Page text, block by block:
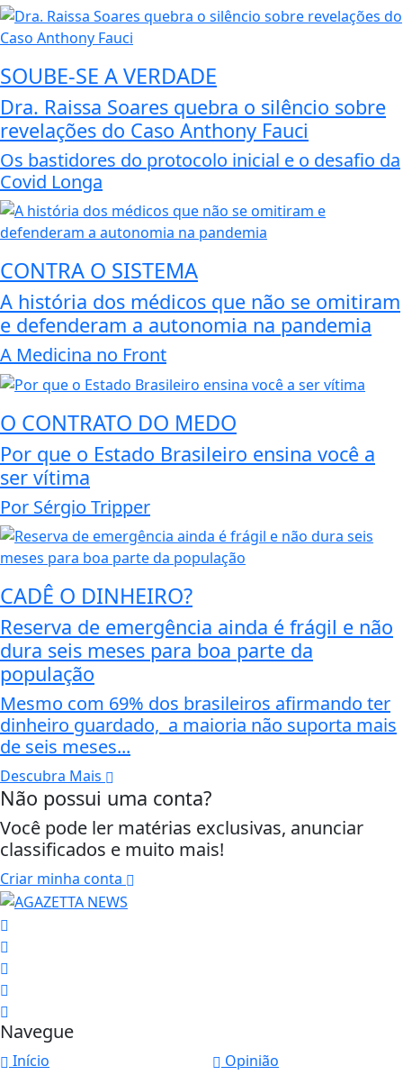
SOUBE-SE A VERDADE
Dra. Raissa Soares quebra o silêncio sobre
revelações do Caso Anthony Fauci
Os bastidores do protocolo inicial e o desafio da
Covid Longa
CONTRA O SISTEMA
A história dos médicos que não se omitiram
e defenderam a autonomia na pandemia
A Medicina no Front
O CONTRATO DO MEDO
Por que o Estado Brasileiro ensina você a
ser vítima
Por Sérgio Tripper
CADÊ O DINHEIRO?
Reserva de emergência ainda é frágil e não
dura seis meses para boa parte da
população
Mesmo com 69% dos brasileiros afirmando ter
dinheiro guardado, a maioria não suporta mais
de seis meses...
Descubra Mais
Não possui uma conta?
Você pode ler matérias exclusivas, anunciar
classificados e muito mais!
Criar minha conta
Navegue
Início
Opinião